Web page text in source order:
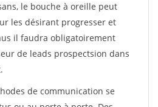
le bouche à oreille peut
les désirant progresser et
il faudra obligatoirement
de leads prospectsion dans
de communication se